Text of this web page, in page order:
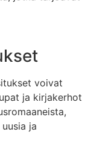
voivat
ja kirjakerhot
ja